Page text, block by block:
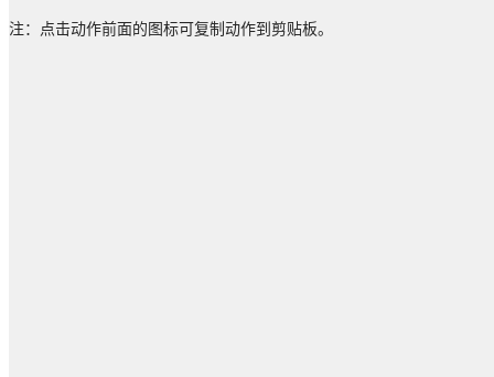
注：点击动作前面的图标可复制动作到剪贴板。